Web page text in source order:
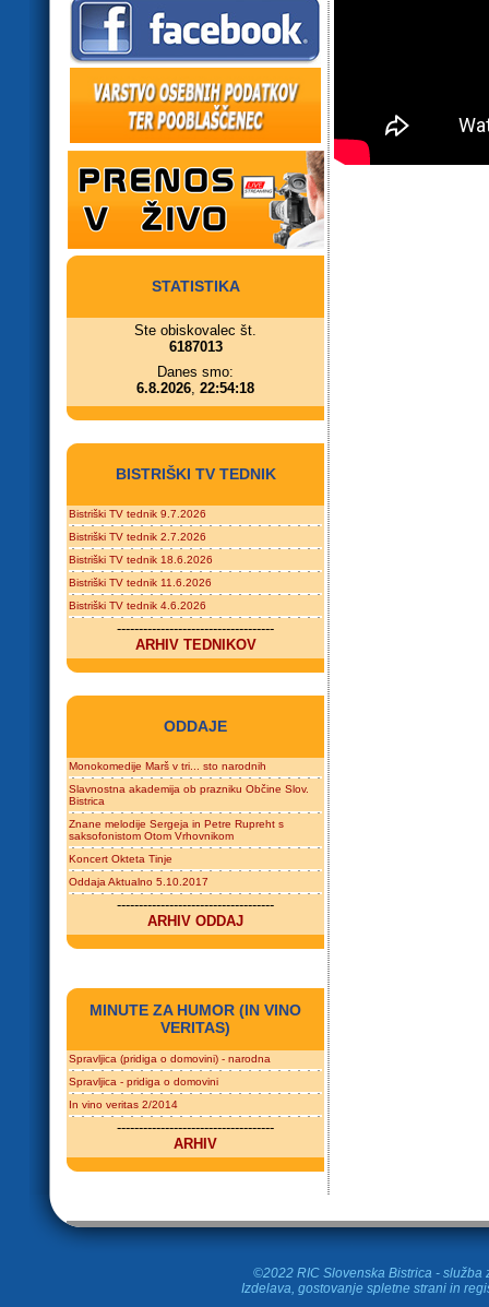
STATISTIKA
Ste obiskovalec št.
6187013
Danes smo:
6.8.2026, 22:54:18
BISTRIŠKI TV TEDNIK
Bistriški TV tednik 9.7.2026
Bistriški TV tednik 2.7.2026
Bistriški TV tednik 18.6.2026
Bistriški TV tednik 11.6.2026
Bistriški TV tednik 4.6.2026
------------------------------------
ARHIV TEDNIKOV
ODDAJE
Monokomedije Marš v tri... sto narodnih
Slavnostna akademija ob prazniku Občine Slov.
Bistrica
Znane melodije Sergeja in Petre Rupreht s
saksofonistom Otom Vrhovnikom
Koncert Okteta Tinje
Oddaja Aktualno 5.10.2017
------------------------------------
ARHIV ODDAJ
MINUTE ZA HUMOR (IN VINO
VERITAS)
Spravljica (pridiga o domovini) - narodna
Spravljica - pridiga o domovini
In vino veritas 2/2014
------------------------------------
ARHIV
©2022 RIC Slovenska Bistrica - služba
Izdelava, gostovanje spletne strani in